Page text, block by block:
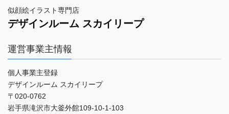
似顔絵イラスト専門店
デザインルーム スカイリープ
運営事業主情報
個人事業主登録
デザインルーム スカイリープ
〒020-0762
岩手県滝沢市大釜外館109-10-1-103